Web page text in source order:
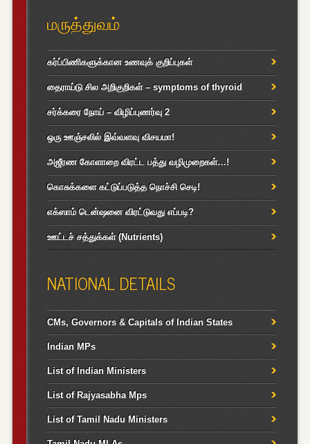
மருத்துவம்
கர்ப்பிணிகளுக்கான உணவுக் குறிப்புகள்
தைராய்டு சில அறிகுறிகள் – symptoms of thyroid
சர்க்கரை நோய் – விழிப்புணர்வு 2
ஒரு ஊஞ்சலில் இவ்வளவு விசயமா!
அஜீரண கோளாறை விரட்ட பத்து வழிமுறைகள்…!
கொசுக்களை கட்டுப்படுத்த நொச்சி செடி!
எக்ஸாம் டென்ஷனை விரட்டுவது எப்படி?
ஊட்டச் சத்துக்கள் (Nutrients)
NATIONAL DETAILS
CMs, Governors & Capitals of Indian States
Indian MPs
List of Indian Ministers
List of Rajyasabha Mps
List of Tamil Nadu Ministers